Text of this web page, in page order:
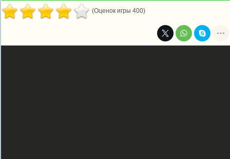
(Оценок игры 400)